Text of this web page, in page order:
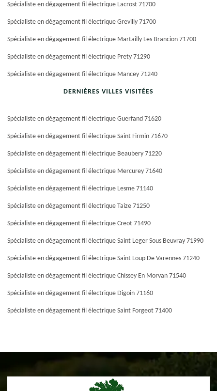
Spécialiste en dégagement fil électrique Lacrost 71700
Spécialiste en dégagement fil électrique Grevilly 71700
Spécialiste en dégagement fil électrique Martailly Les Brancion 71700
Spécialiste en dégagement fil électrique Prety 71290
Spécialiste en dégagement fil électrique Mancey 71240
DERNIÈRES VILLES VISITÉES
Spécialiste en dégagement fil électrique Guerfand 71620
Spécialiste en dégagement fil électrique Saint Firmin 71670
Spécialiste en dégagement fil électrique Beaubery 71220
Spécialiste en dégagement fil électrique Mercurey 71640
Spécialiste en dégagement fil électrique Lesme 71140
Spécialiste en dégagement fil électrique Taize 71250
Spécialiste en dégagement fil électrique Creot 71490
Spécialiste en dégagement fil électrique Saint Leger Sous Beuvray 71990
Spécialiste en dégagement fil électrique Saint Loup De Varennes 71240
Spécialiste en dégagement fil électrique Chissey En Morvan 71540
Spécialiste en dégagement fil électrique Digoin 71160
Spécialiste en dégagement fil électrique Saint Forgeot 71400